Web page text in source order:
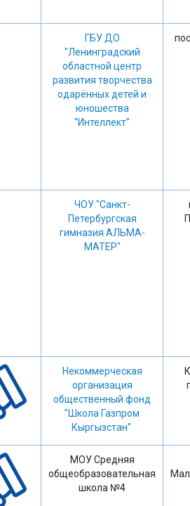
ГБУ ДО
"Ленинградский
областной центр
развития творчества
одарённых детей и
юношества
"Интеллект"
ЧОУ "Санкт-
Петербургская
гимназия АЛЬМА-
МАТЕР"
Некоммерческая
организация
общественный фонд
"Школа Газпром
Кыргызстан"
МОУ Средняя
общеобразовательная
школа №4